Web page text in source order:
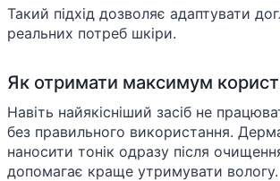
Такий підхід дозволяє адаптувати
реальних потреб шкіри.
Як отримати максимум користі
Навіть найякісніший засіб не
без правильного використання.
наносити тонік одразу після
допомагає краще утримувати вологу.